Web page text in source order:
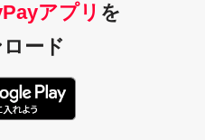
アプリ を
ード